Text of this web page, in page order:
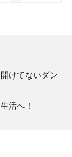
けてないダン
活へ！